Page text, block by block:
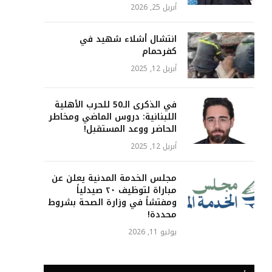
أبريل 25, 2026
انتشال أشلاء شهيد في
كفرحمام
أبريل 12, 2025
في الذكرى الـ50 للحرب الأهلية
اللبنانية: دروس الماضي ومخاطر
الحاضر ووعد المستقبل!
أبريل 12, 2025
مجلس الخدمة المدنية يعلن عن
مباراة لتوظيف ٢٠ صيدلياً
ومفتشاً في وزارة الصحة بشروط
محددة!
يوليو 11, 2026